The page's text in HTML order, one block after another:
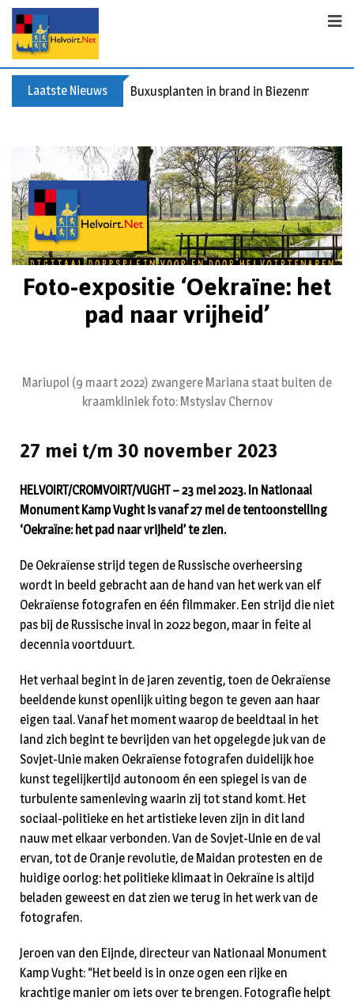
Laatste Nieuws Buxusplanten in brand in Biezenmortel,
Foto-expositie ‘Oekraïne: het
pad naar vrijheid’
Mariupol (9 maart 2022) zwangere Mariana staat buiten de
kraamkliniek foto: Mstyslav Chernov
27 mei t/m 30 november 2023
HELVOIRT/CROMVOIRT/VUGHT – 23 mei 2023. In Nationaal
Monument Kamp Vught is vanaf 27 mei de tentoonstelling
‘Oekraïne: het pad naar vrijheid’ te zien.
De Oekraïense strijd tegen de Russische overheersing
wordt in beeld gebracht aan de hand van het werk van elf
Oekraïense fotografen en één filmmaker. Een strijd die niet
pas bij de Russische inval in 2022 begon, maar in feite al
decennia voortduurt.
Het verhaal begint in de jaren zeventig, toen de Oekraïense
beeldende kunst openlijk uiting begon te geven aan haar
eigen taal. Vanaf het moment waarop de beeldtaal in het
land zich begint te bevrijden van het opgelegde juk van de
Sovjet-Unie maken Oekraïense fotografen duidelijk hoe
kunst tegelijkertijd autonoom én een spiegel is van de
turbulente samenleving waarin zij tot stand komt. Het
sociaal-politieke en het artistieke leven zijn in dit land
nauw met elkaar verbonden. Van de Sovjet-Unie en de val
ervan, tot de Oranje revolutie, de Maidan protesten en de
huidige oorlog: het politieke klimaat in Oekraïne is altijd
beladen geweest en dat zien we terug in het werk van de
fotografen.
Jeroen van den Eijnde, directeur van Nationaal Monument
Kamp Vught: “Het beeld is in onze ogen een rijke en
krachtige manier om iets over te brengen. Fotografie helpt